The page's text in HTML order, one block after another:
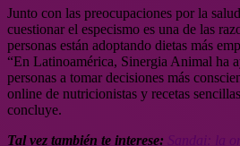
Junto con las preocupaciones por la
cuestionar el especismo es una de las
personas están adoptando dietas más
“En Latinoamérica, Sinergia Animal ha
personas a tomar decisiones más
online de nutricionistas y recetas
concluye.
Tal vez también te interese: